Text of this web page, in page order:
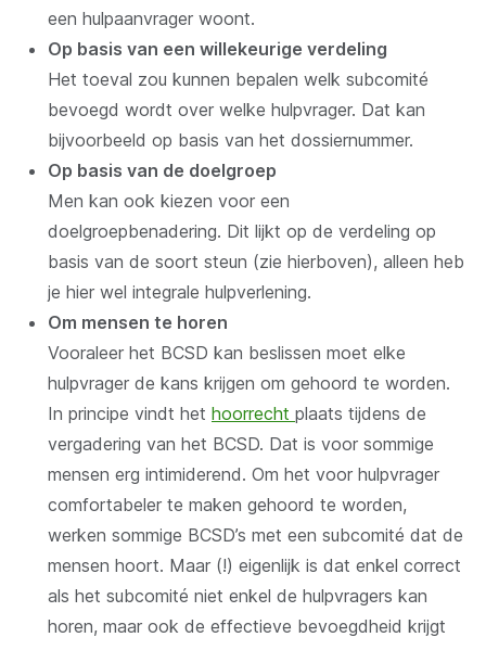
een hulpaanvrager woont.
Op basis van een willekeurige verdeling
Het toeval zou kunnen bepalen welk subcomité
bevoegd wordt over welke hulpvrager. Dat kan
bijvoorbeeld op basis van het dossiernummer.
Op basis van de doelgroep
Men kan ook kiezen voor een
doelgroepbenadering. Dit lijkt op de verdeling op
basis van de soort steun (zie hierboven), alleen heb
je hier wel integrale hulpverlening.
Om mensen te horen
Vooraleer het BCSD kan beslissen moet elke
hulpvrager de kans krijgen om gehoord te worden.
In principe vindt het hoorrecht plaats tijdens de
vergadering van het BCSD. Dat is voor sommige
mensen erg intimiderend. Om het voor hulpvrager
comfortabeler te maken gehoord te worden,
werken sommige BCSD’s met een subcomité dat de
mensen hoort. Maar (!) eigenlijk is dat enkel correct
als het subcomité niet enkel de hulpvragers kan
horen, maar ook de effectieve bevoegdheid krijgt